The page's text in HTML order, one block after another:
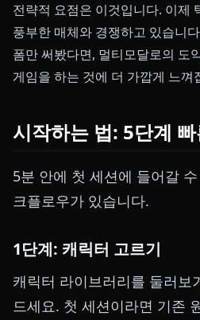
전략적 요점은 이것입니다. 이제
풍부한 매체와 경쟁하고 있습니
폼만 써봤다면, 멀티모달로의 도
게임을 하는 것에 더 가깝게 느껴
시작하는 법: 5단계
5분 안에 첫 세션에 들어갈
크플로우가 있습니다.
1단계: 캐릭터 고르기
캐릭터 라이브러리를 둘러보
드세요. 첫 세션이라면 기존